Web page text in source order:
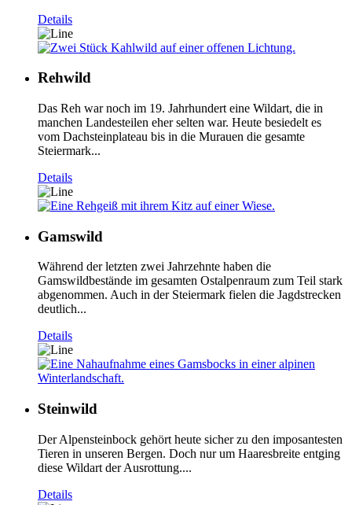
Details
Rehwild
Das Reh war noch im 19. Jahrhundert eine Wildart, die in
manchen Landesteilen eher selten war. Heute besiedelt es
vom Dachsteinplateau bis in die Murauen die gesamte
Steiermark...
Details
Gamswild
Während der letzten zwei Jahrzehnte haben die
Gamswildbestände im gesamten Ostalpenraum zum Teil stark
abgenommen. Auch in der Steiermark fielen die Jagdstrecken
deutlich...
Details
Steinwild
Der Alpensteinbock gehört heute sicher zu den imposantesten
Tieren in unseren Bergen. Doch nur um Haaresbreite entging
diese Wildart der Ausrottung....
Details